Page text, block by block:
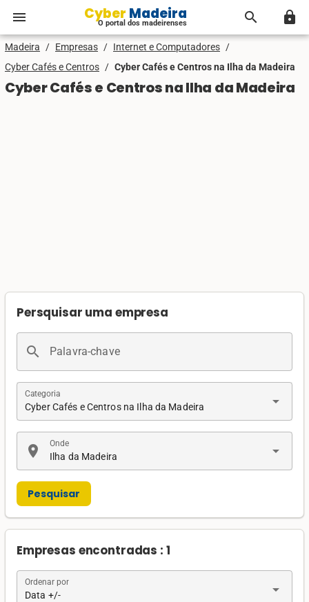
menu Cyber Madeira
O portal dos madeirenses search lock
Madeira / Empresas / Internet e Computadores /
Cyber Cafés e Centros / Cyber Cafés e Centros na Ilha da Madeira
Cyber Cafés e Centros na Ilha da Madeira
Persquisar uma empresa
search Palavra-chave
Cyber Cafés e Centros na Ilha da Madeira
Categoria arrow_drop_down
location_on Ilha da Madeira
Onde arrow_drop_down
Pesquisar
Empresas encontradas : 1
Data +/-
Ordenar por arrow_drop_down